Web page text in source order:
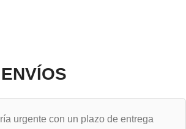
urgente con un plazo de entrega